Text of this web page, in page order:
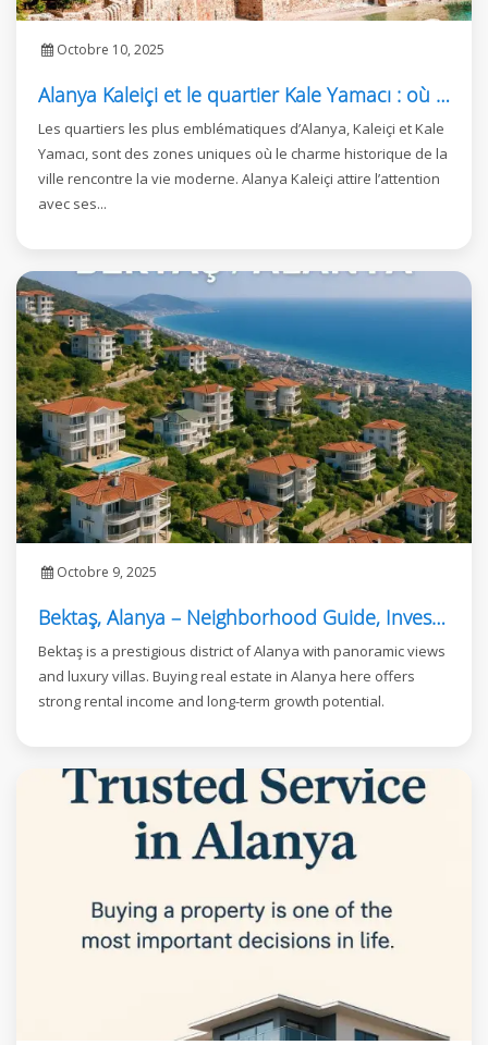
Octobre 10, 2025
Alanya Kaleiçi et le quartier Kale Yamacı : où l’investissement rencontre le luxe
Les quartiers les plus emblématiques d’Alanya, Kaleiçi et Kale
Yamacı, sont des zones uniques où le charme historique de la
ville rencontre la vie moderne. Alanya Kaleiçi attire l’attention
avec ses...
Octobre 9, 2025
Bektaş, Alanya – Neighborhood Guide, Investment, and Real Estate Opportunities
Bektaş is a prestigious district of Alanya with panoramic views
and luxury villas. Buying real estate in Alanya here offers
strong rental income and long-term growth potential.